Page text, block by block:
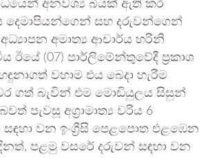
අනවශ්‍ය බියක් ඇති කර
සහ දරුවන්ගෙන්
අමාත්‍ය ආචාර්ය හරිනි
ඊයේ (07) පාර්ලිමේන්තුවේදී ප්‍රකාශ
වහාම එය බෙදා හැරීම
ගත් බැවින් එම මොඩියුලය සිසුන්
පැවසූ අග්‍රාමාත්‍ය වරිය 6
වන ඉංග්‍රීසි පෙළපොත එළඹෙන
පළමු වසරේ දරුවන් සඳහා වන